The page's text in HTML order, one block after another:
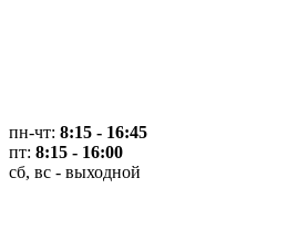
пн-чт: 8:15 - 16:45
пт: 8:15 - 16:00
сб, вс - выходной